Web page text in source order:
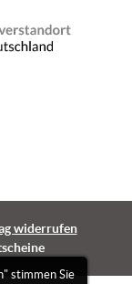
stimmen Sie
widerrufen